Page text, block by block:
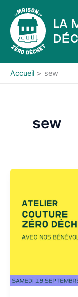
contenu
La
Accueil sew
sew